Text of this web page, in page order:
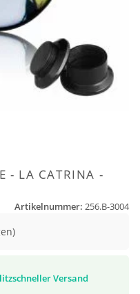
- LA CATRINA -
Artikelnummer: 256.B-3004
Versand